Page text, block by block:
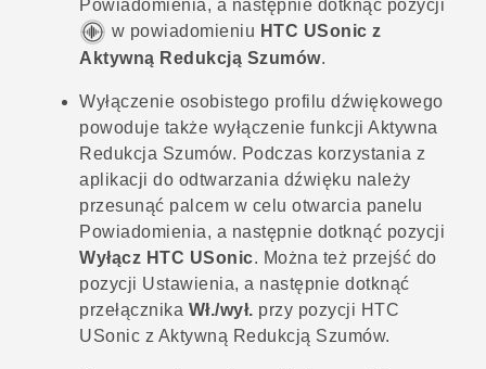
Powiadomienia, a następnie dotknąć pozycji
w powiadomieniu HTC USonic z
Aktywną Redukcją Szumów.
Wyłączenie osobistego profilu dźwiękowego
powoduje także wyłączenie funkcji Aktywna
Redukcja Szumów. Podczas korzystania z
aplikacji do odtwarzania dźwięku należy
przesunąć palcem w celu otwarcia panelu
Powiadomienia, a następnie dotknąć pozycji
Wyłącz HTC USonic. Można też przejść do
pozycji Ustawienia, a następnie dotknąć
przełącznika Wł./wył. przy pozycji HTC
USonic z Aktywną Redukcją Szumów.